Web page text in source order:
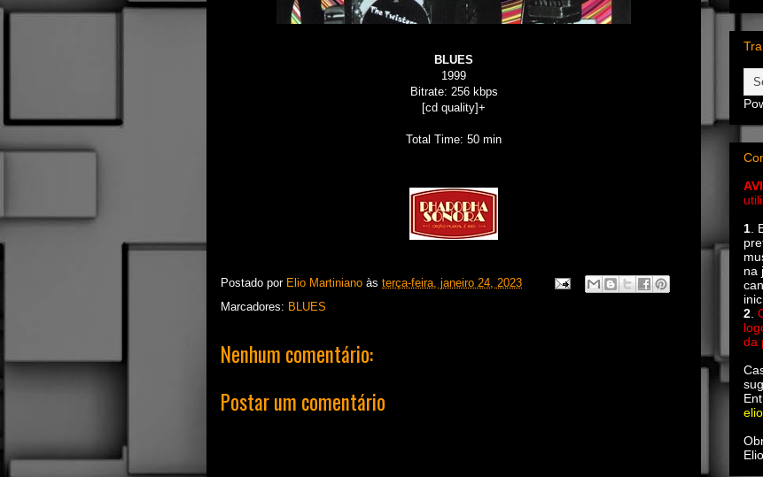
BLUES
1999
Bitrate: 256 kbps
[cd quality]+
Total Time: 50 min
Postado por Elio Martiniano às terça-feira, janeiro 24, 2023
Marcadores: BLUES
Nenhum comentário:
Postar um comentário
1.
na
2.
da